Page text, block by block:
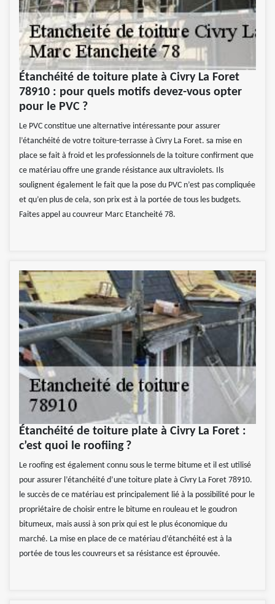
Étanchéité de toiture plate à Civry La Foret
78910 : pour quels motifs devez-vous opter
pour le PVC ?
Le PVC constitue une alternative intéressante pour assurer
l’étanchéité de votre toiture-terrasse à Civry La Foret. sa mise en
place se fait à froid et les professionnels de la toiture confirment que
ce matériau offre une grande résistance aux ultraviolets. Ils
soulignent également le fait que la pose du PVC n’est pas compliquée
et qu’en plus de cela, son prix est à la portée de tous les budgets.
Faites appel au couvreur Marc Etancheité 78.
Étanchéité de toiture plate à Civry La Foret :
c’est quoi le roofiing ?
Le roofing est également connu sous le terme bitume et il est utilisé
pour assurer l’étanchéité d’une toiture plate à Civry La Foret 78910.
le succès de ce matériau est principalement lié à la possibilité pour le
propriétaire de choisir entre le bitume en rouleau et le goudron
bitumeux, mais aussi à son prix qui est le plus économique du
marché. La mise en place de ce matériau d’étanchéité est à la
portée de tous les couvreurs et sa résistance est éprouvée.